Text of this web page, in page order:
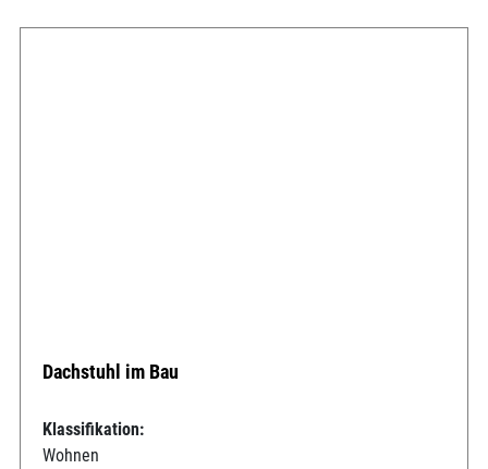
Dachstuhl im Bau
Klassifikation:
Wohnen